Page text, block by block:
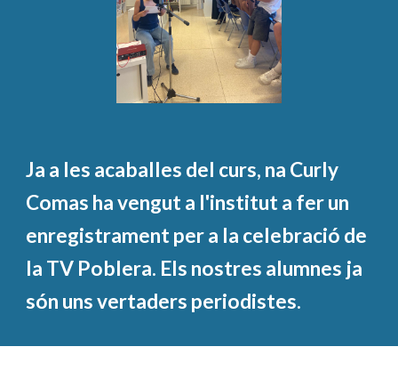
Ja a les acaballes del curs, na Curly
Comas ha vengut a l'institut a fer un
enregistrament per a la celebració de
la TV Poblera. Els nostres alumnes ja
són uns vertaders periodistes.